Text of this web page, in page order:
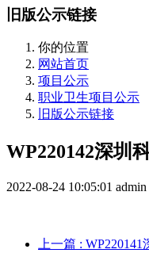
旧版公示链接
你的位置
网站首页
项目公示
职业卫生项目公示
旧版公示链接
WP220142深圳
2022-08-24 10:05:01 admin
上一篇 :